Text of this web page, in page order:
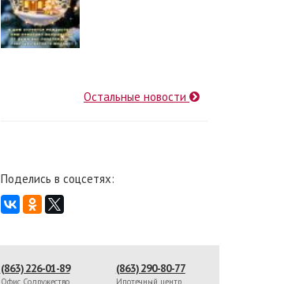
Остальные новости
Поделись в соцсетях:
(863) 226-01-89
Офис Содружество
(863) 290-80-77
Ипотечный центр